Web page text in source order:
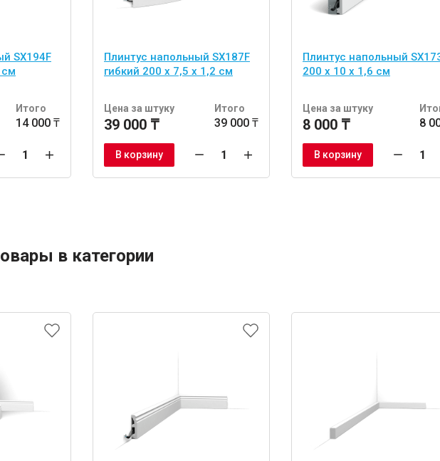
SX194F
см
Итого
14 000 ₸
Плинтус напольный SX187F
гибкий 200 х 7,5 х 1,2 см
Цена за штуку
39 000 ₸
Итого
39 000 ₸
В корзину
Плинтус напольный
200 x 10 x 1,6 см
Цена за штуку
8 000 ₸ 8
В корзину
в категории